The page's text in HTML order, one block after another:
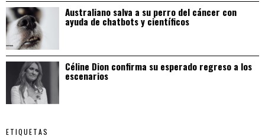
Australiano salva a su perro del cáncer con
ayuda de chatbots y científicos
Céline Dion confirma su esperado regreso a los
escenarios
ETIQUETAS